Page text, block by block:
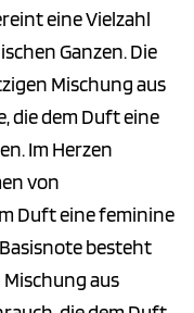
eine Vielzahl
Ganzen. Die
Mischung aus
die dem Duft eine
Im Herzen
von
Duft eine feminine
besteht
aus